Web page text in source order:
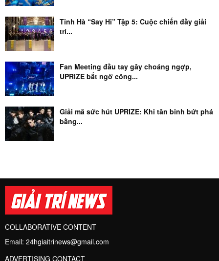
Tinh Hà “Say Hi” Tập 5: Cuộc chiến đầy giải
trí...
Fan Meeting đầu tay gây choáng ngợp,
UPRIZE bất ngờ công...
Giải mã sức hút UPRIZE: Khi tân binh bứt phá
bằng...
COLLABORATIVE CONTENT
Email: 24hgiaitrinews@gmail.com
ADVERTISING CONTACT